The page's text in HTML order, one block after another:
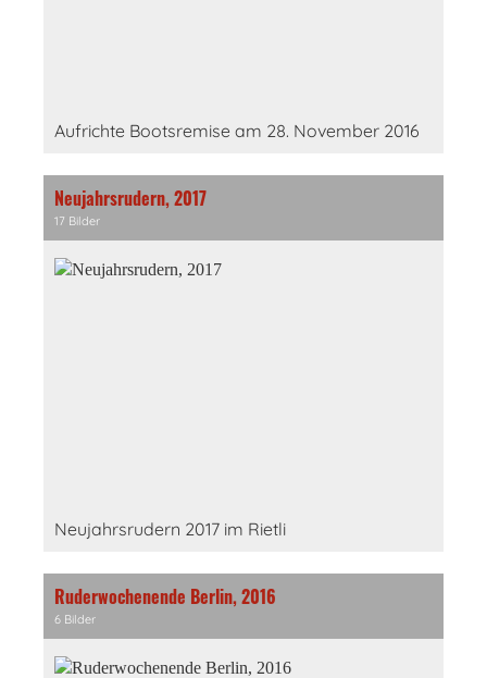
Aufrichte Bootsremise am 28. November 2016
Neujahrsrudern, 2017
17 Bilder
Neujahrsrudern 2017 im Rietli
Ruderwochenende Berlin, 2016
6 Bilder